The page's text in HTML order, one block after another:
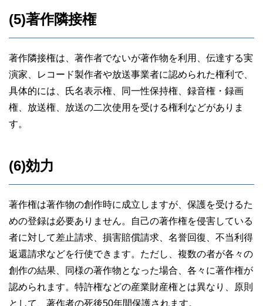
(5)著作隣接権
著作隣接権は、著作者でないが著作物を利用、伝達する実
演家、レコード製作者や放送事業者に認められた権利で、
具体的には、氏名表示権、同一性保持権、録音権・録画
権、放送権、放送の二次使用を受ける権利などがありま
す。
(6)効力
著作権は著作物の創作時に成立しますが、保護を受けるた
めの登録は必要ありません。自己の著作権を侵害している
者に対して差止請求、損害賠償請求、名誉回復、不当利得
返還請求などを行使できます。ただし、複数の者が各々の
創作の結果、同様の著作物となった場合、各々に著作権が
認められます。特許権などの産業財産権とは異なり、原則
として、著作者の死後50年間保護されます。